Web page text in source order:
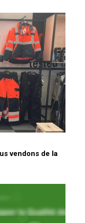
vendons de la